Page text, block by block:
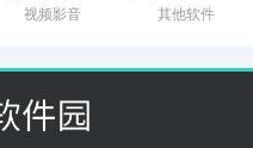
2024最新版下
视频影音
下载安装免费
其他软件